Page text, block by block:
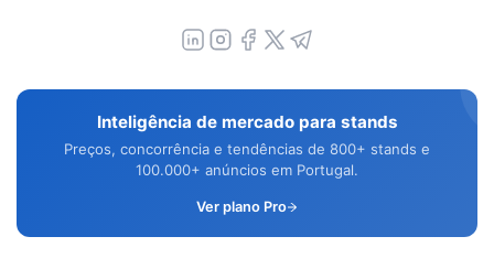
Inteligência de mercado para stands
Preços, concorrência e tendências de 800+ stands e
100.000+ anúncios em Portugal.
Ver plano Pro